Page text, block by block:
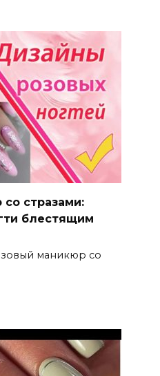
стразами:
блестящим
маникюр со